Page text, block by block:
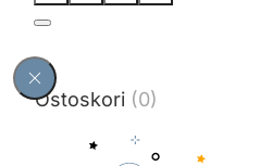
Ostoskori (0)